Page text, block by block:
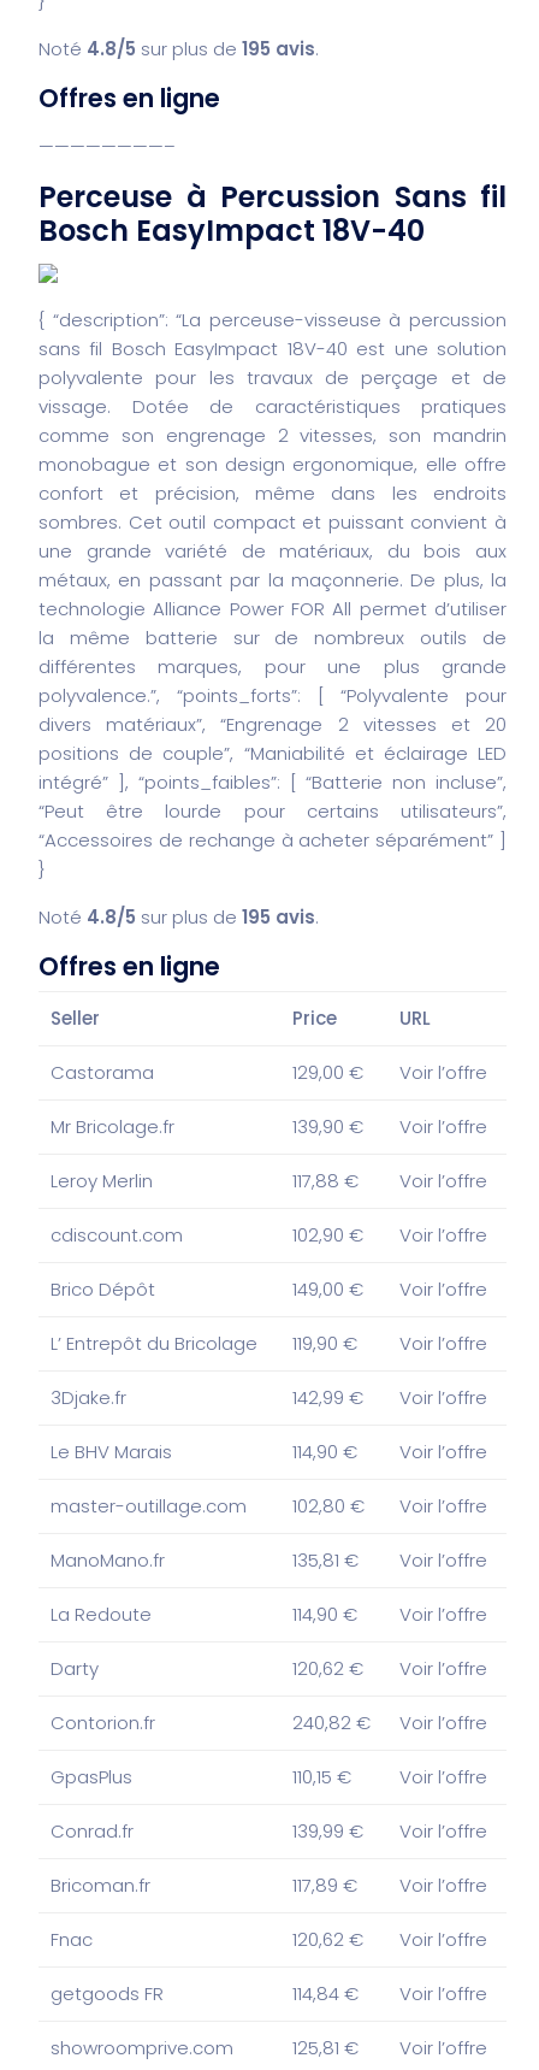
Noté 4.8/5 sur plus de 195 avis.
Offres en ligne
————————–
Perceuse à Percussion Sans fil
Bosch EasyImpact 18V-40
{ “description”: “La perceuse-visseuse à percussion
sans fil Bosch EasyImpact 18V-40 est une solution
polyvalente pour les travaux de perçage et de
vissage. Dotée de caractéristiques pratiques
comme son engrenage 2 vitesses, son mandrin
monobague et son design ergonomique, elle offre
confort et précision, même dans les endroits
sombres. Cet outil compact et puissant convient à
une grande variété de matériaux, du bois aux
métaux, en passant par la maçonnerie. De plus, la
technologie Alliance Power FOR All permet d’utiliser
la même batterie sur de nombreux outils de
différentes marques, pour une plus grande
polyvalence.”, “points_forts”: [ “Polyvalente pour
divers matériaux”, “Engrenage 2 vitesses et 20
positions de couple”, “Maniabilité et éclairage LED
intégré” ], “points_faibles”: [ “Batterie non incluse”,
“Peut être lourde pour certains utilisateurs”,
“Accessoires de rechange à acheter séparément” ]
}
Noté 4.8/5 sur plus de 195 avis.
Offres en ligne
Seller Price URL
Castorama 129,00 € Voir l’offre
Mr Bricolage.fr 139,90 € Voir l’offre
Leroy Merlin 117,88 € Voir l’offre
cdiscount.com 102,90 € Voir l’offre
Brico Dépôt 149,00 € Voir l’offre
L’ Entrepôt du Bricolage 119,90 € Voir l’offre
3Djake.fr 142,99 € Voir l’offre
Le BHV Marais 114,90 € Voir l’offre
master-outillage.com 102,80 € Voir l’offre
ManoMano.fr 135,81 € Voir l’offre
La Redoute 114,90 € Voir l’offre
Darty 120,62 € Voir l’offre
Contorion.fr 240,82 € Voir l’offre
GpasPlus 110,15 € Voir l’offre
Conrad.fr 139,99 € Voir l’offre
Bricoman.fr 117,89 € Voir l’offre
Fnac 120,62 € Voir l’offre
getgoods FR 114,84 € Voir l’offre
showroomprive.com 125,81 € Voir l’offre